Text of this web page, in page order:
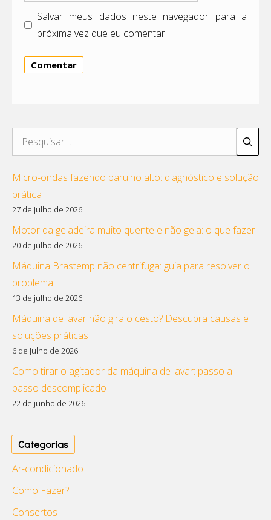
Salvar meus dados neste navegador para a
próxima vez que eu comentar.
Pesquisar
por:
Micro-ondas fazendo barulho alto: diagnóstico e solução
prática
27 de julho de 2026
Motor da geladeira muito quente e não gela: o que fazer
20 de julho de 2026
Máquina Brastemp não centrifuga: guia para resolver o
problema
13 de julho de 2026
Máquina de lavar não gira o cesto? Descubra causas e
soluções práticas
6 de julho de 2026
Como tirar o agitador da máquina de lavar: passo a
passo descomplicado
22 de junho de 2026
Categorias
Ar-condicionado
Como Fazer?
Consertos